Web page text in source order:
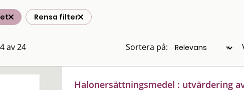
Rensa filter
av 24 Sortera på:
Halonersättningsmedel : utvärdering